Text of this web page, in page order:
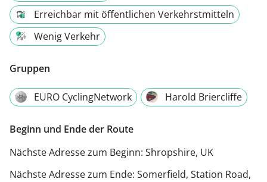
Erreichbar mit öffentlichen Verkehrstmitteln
Wenig Verkehr
Gruppen
EURO CyclingNetwork Harold Briercliffe
Beginn und Ende der Route
Nächste Adresse zum Beginn: Shropshire, UK
Nächste Adresse zum Ende: Somerfield, Station Road,